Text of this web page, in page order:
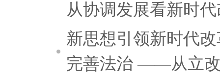
从协调发展看新时
新思想引领新时代
完善法治 ——从立